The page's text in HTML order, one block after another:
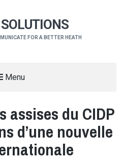
FOR A BETTER HEATH
Menu
assises du CIDP
d’une nouvelle